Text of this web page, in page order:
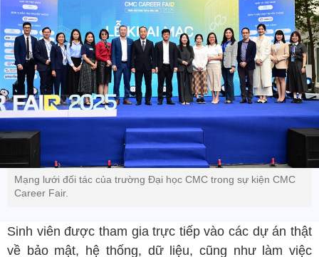
Mạng lưới đối tác của trường Đại học CMC trong sự kiện CMC
Career Fair.
Sinh viên được tham gia trực tiếp vào các dự án thật
về bảo mật, hệ thống, dữ liệu, cũng như làm việc